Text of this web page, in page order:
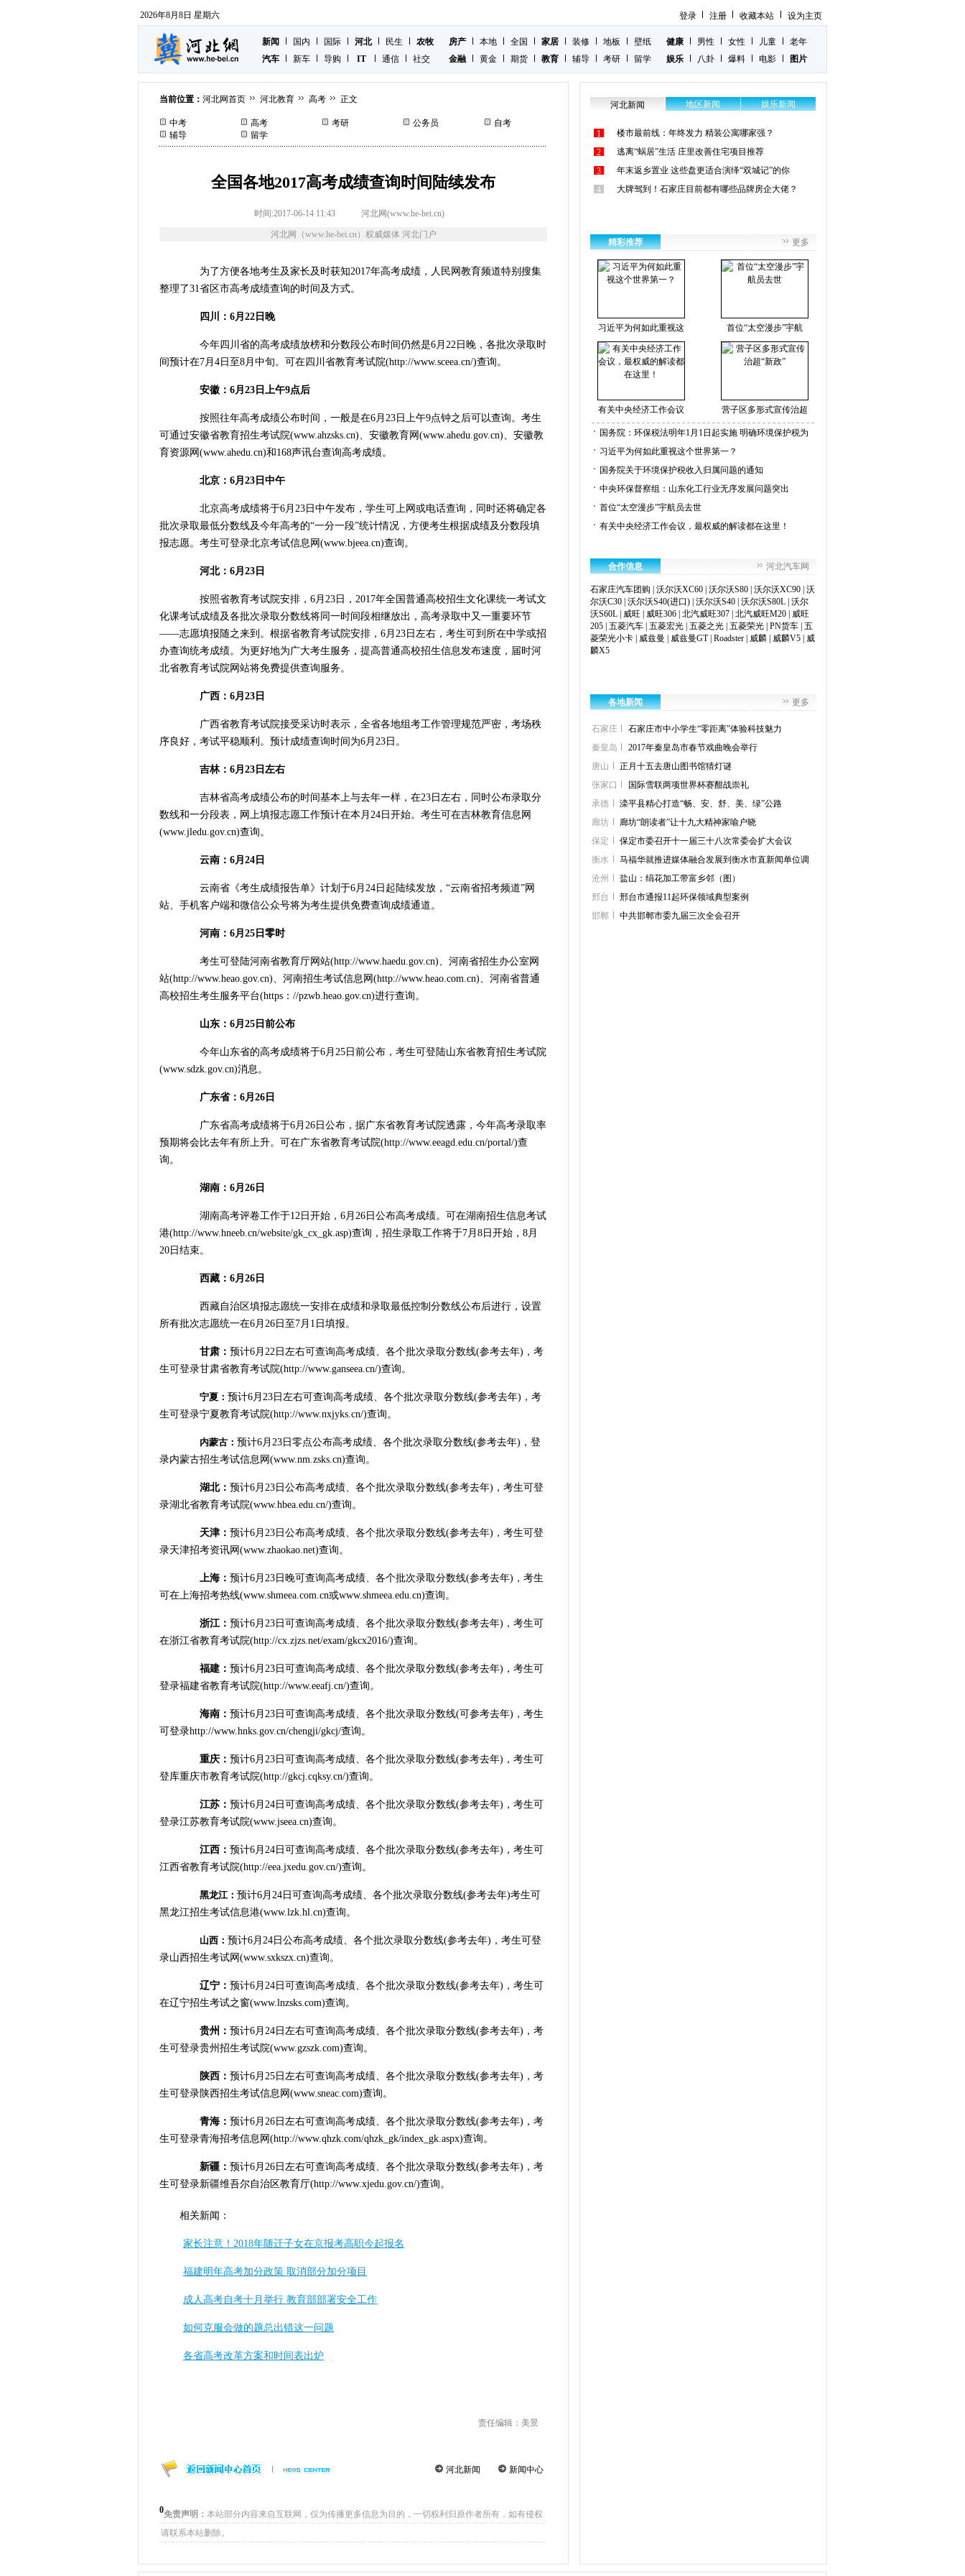
2026年8月8日 星期六 登录 注册 收藏本站 设为主页
新闻 国内 国际 河北 民生
农牧
汽车
新车 导购 IT 通信 社交
房产 本地 全国 家居 装修 地板
壁纸
金融
黄金 期货 教育 辅导 考研 留学
健康 男性 女性 儿童
老年
娱乐
八卦 爆料 电影 图片
当前位置： 河北网首页 河北教育 高考 正文
中考 高考 考研 公务员
自考
辅导
留学
全国各地2017高考成绩查询时间陆续发布
时间:2017-06-14 11:43 河北网(www.he-bei.cn)
河北网（www.he-bei.cn）权威媒体 河北门户
为了方便各地考生及家长及时获知2017年高考成绩，人民网教育频道特别搜集
整理了31省区市高考成绩查询的时间及方式。
四川：6月22日晚
今年四川省的高考成绩放榜和分数段公布时间仍然是6月22日晚，各批次录取时
间预计在7月4日至8月中旬。可在四川省教育考试院(http://www.sceea.cn/)查询。
安徽：6月23日上午9点后
按照往年高考成绩公布时间，一般是在6月23日上午9点钟之后可以查询。考生
可通过安徽省教育招生考试院(www.ahzsks.cn)、安徽教育网(www.ahedu.gov.cn)、安徽教
育资源网(www.ahedu.cn)和168声讯台查询高考成绩。
北京：6月23日中午
北京高考成绩将于6月23日中午发布，学生可上网或电话查询，同时还将确定各
批次录取最低分数线及今年高考的“一分一段”统计情况，方便考生根据成绩及分数段填
报志愿。考生可登录北京考试信息网(www.bjeea.cn)查询。
河北：6月23日
按照省教育考试院安排，6月23日，2017年全国普通高校招生文化课统一考试文
化课考试成绩及各批次录取分数线将同一时间段相继放出，高考录取中又一重要环节
——志愿填报随之来到。根据省教育考试院安排，6月23日左右，考生可到所在中学或招
办查询统考成绩。为更好地为广大考生服务，提高普通高校招生信息发布速度，届时河
北省教育考试院网站将免费提供查询服务。
广西：6月23日
广西省教育考试院接受采访时表示，全省各地组考工作管理规范严密，考场秩
序良好，考试平稳顺利。预计成绩查询时间为6月23日。
吉林：6月23日左右
吉林省高考成绩公布的时间基本上与去年一样，在23日左右，同时公布录取分
数线和一分段表，网上填报志愿工作预计在本月24日开始。考生可在吉林教育信息网
(www.jledu.gov.cn)查询。
云南：6月24日
云南省《考生成绩报告单》计划于6月24日起陆续发放，“云南省招考频道”网
站、手机客户端和微信公众号将为考生提供免费查询成绩通道。
河南：6月25日零时
考生可登陆河南省教育厅网站(http://www.haedu.gov.cn)、河南省招生办公室网
站(http://www.heao.gov.cn)、河南招生考试信息网(http://www.heao.com.cn)、河南省普通
高校招生考生服务平台(https：//pzwb.heao.gov.cn)进行查询。
山东：6月25日前公布
今年山东省的高考成绩将于6月25日前公布，考生可登陆山东省教育招生考试院
(www.sdzk.gov.cn)消息。
广东省：6月26日
广东省高考成绩将于6月26日公布，据广东省教育考试院透露，今年高考录取率
预期将会比去年有所上升。可在广东省教育考试院(http://www.eeagd.edu.cn/portal/)查
询。
湖南：6月26日
湖南高考评卷工作于12日开始，6月26日公布高考成绩。可在湖南招生信息考试
港(http://www.hneeb.cn/website/gk_cx_gk.asp)查询，招生录取工作将于7月8日开始，8月
20日结束。
西藏：6月26日
西藏自治区填报志愿统一安排在成绩和录取最低控制分数线公布后进行，设置
所有批次志愿统一在6月26日至7月1日填报。
甘肃： 预计6月22日左右可查询高考成绩、各个批次录取分数线(参考去年)，考
生可登录甘肃省教育考试院(http://www.ganseea.cn/)查询。
宁夏： 预计6月23日左右可查询高考成绩、各个批次录取分数线(参考去年)，考
生可登录宁夏教育考试院(http://www.nxjyks.cn/)查询。
内蒙古： 预计6月23日零点公布高考成绩、各个批次录取分数线(参考去年)，登
录内蒙古招生考试信息网(www.nm.zsks.cn)查询。
湖北： 预计6月23日公布高考成绩、各个批次录取分数线(参考去年)，考生可登
录湖北省教育考试院(www.hbea.edu.cn/)查询。
天津： 预计6月23日公布高考成绩、各个批次录取分数线(参考去年)，考生可登
录天津招考资讯网(www.zhaokao.net)查询。
上海： 预计6月23日晚可查询高考成绩、各个批次录取分数线(参考去年)，考生
可在上海招考热线(www.shmeea.com.cn或www.shmeea.edu.cn)查询。
浙江： 预计6月23日可查询高考成绩、各个批次录取分数线(参考去年)，考生可
在浙江省教育考试院(http://cx.zjzs.net/exam/gkcx2016/)查询。
福建： 预计6月23日可查询高考成绩、各个批次录取分数线(参考去年)，考生可
登录福建省教育考试院(http://www.eeafj.cn/)查询。
海南： 预计6月23日可查询高考成绩、各个批次录取分数线(可参考去年)，考生
可登录http://www.hnks.gov.cn/chengji/gkcj/查询。
重庆： 预计6月23日可查询高考成绩、各个批次录取分数线(参考去年)，考生可
登库重庆市教育考试院(http://gkcj.cqksy.cn/)查询。
江苏： 预计6月24日可查询高考成绩、各个批次录取分数线(参考去年)，考生可
登录江苏教育考试院(www.jseea.cn)查询。
江西： 预计6月24日可查询高考成绩、各个批次录取分数线(参考去年)，考生可
江西省教育考试院(http://eea.jxedu.gov.cn/)查询。
黑龙江： 预计6月24日可查询高考成绩、各个批次录取分数线(参考去年)考生可
黑龙江招生考试信息港(www.lzk.hl.cn)查询。
山西： 预计6月24日公布高考成绩、各个批次录取分数线(参考去年)，考生可登
录山西招生考试网(www.sxkszx.cn)查询。
辽宁： 预计6月24日可查询高考成绩、各个批次录取分数线(参考去年)，考生可
在辽宁招生考试之窗(www.lnzsks.com)查询。
贵州： 预计6月24日左右可查询高考成绩、各个批次录取分数线(参考去年)，考
生可登录贵州招生考试院(www.gzszk.com)查询。
陕西： 预计6月25日左右可查询高考成绩、各个批次录取分数线(参考去年)，考
生可登录陕西招生考试信息网(www.sneac.com)查询。
青海： 预计6月26日左右可查询高考成绩、各个批次录取分数线(参考去年)，考
生可登录青海招考信息网(http://www.qhzk.com/qhzk_gk/index_gk.aspx)查询。
新疆： 预计6月26日左右可查询高考成绩、各个批次录取分数线(参考去年)，考
生可登录新疆维吾尔自治区教育厅(http://www.xjedu.gov.cn/)查询。
相关新闻：
家长注意！2018年随迁子女在京报考高职今起报名
福建明年高考加分政策 取消部分加分项目
成人高考自考十月举行 教育部部署安全工作
如何克服会做的题总出错这一问题
各省高考改革方案和时间表出炉
责任编辑：美景
新闻中心
河北新闻
0免责声明： 本站部分内容来自互联网，仅为传播更多信息为目的，一切权利归原作者所有，如有侵权
请联系本站删除。
河北新闻 地区新闻 娱乐新闻
1
楼市最前线：年终发力 精装公寓哪家强？
2
逃离“蜗居”生活 庄里改善住宅项目推荐
3
年末返乡置业 这些盘更适合演绎“双城记”的你
4
大牌驾到！石家庄目前都有哪些品牌房企大佬？
精彩推荐 更多
习近平为何如此重视这 首位“太空漫步”宇航
有关中央经济工作会议 营子区多形式宣传治超
国务院：环保税法明年1月1日起实施 明确环境保护税为
习近平为何如此重视这个世界第一？
国务院关于环境保护税收入归属问题的通知
中央环保督察组：山东化工行业无序发展问题突出
首位“太空漫步”宇航员去世
有关中央经济工作会议，最权威的解读都在这里！
合作信息 河北汽车网
石家庄汽车团购 沃尔沃XC60 沃尔沃S80 沃尔沃XC90 沃
尔沃C30 沃尔沃S40(进口) 沃尔沃S40 沃尔沃S80L 沃尔
沃S60L
威旺 威旺306 北汽威旺307 北汽威旺M20
威旺
205 五菱汽车 五菱宏光 五菱之光 五菱荣光 PN货车 五
菱荣光小卡
威兹曼 威兹曼GT| Roadster 威麟 威麟V5
威
麟X5
各地新闻 更多
石家庄
石家庄市中小学生“零距离”体验科技魅力
秦皇岛
2017年秦皇岛市春节戏曲晚会举行
唐山
正月十五去唐山图书馆猜灯谜
张家口
国际雪联两项世界杯赛酣战崇礼
承德
滦平县精心打造“畅、安、舒、美、绿”公路
廊坊
廊坊“朗读者”让十九大精神家喻户晓
保定
保定市委召开十一届三十八次常委会扩大会议
衡水
马福华就推进媒体融合发展到衡水市直新闻单位调
沧州
盐山：绢花加工带富乡邻（图）
邢台
邢台市通报11起环保领域典型案例
邯郸
中共邯郸市委九届三次全会召开